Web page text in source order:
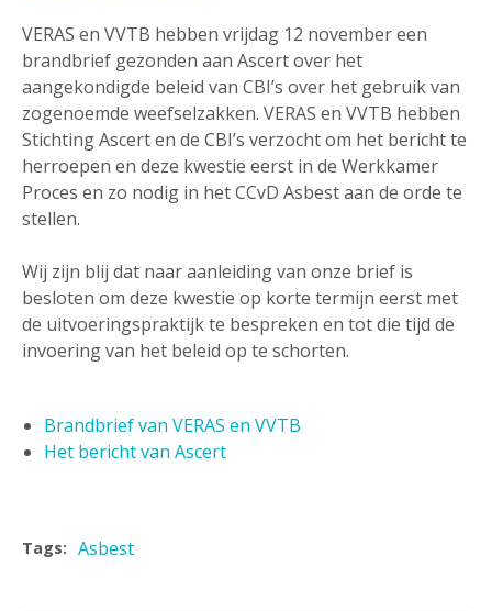
VERAS en VVTB hebben vrijdag 12 november een
brandbrief gezonden aan Ascert over het
aangekondigde beleid van CBI’s over het gebruik van
zogenoemde weefselzakken. VERAS en VVTB hebben
Stichting Ascert en de CBI’s verzocht om het bericht te
herroepen en deze kwestie eerst in de Werkkamer
Proces en zo nodig in het CCvD Asbest aan de orde te
stellen.
Wij zijn blij dat naar aanleiding van onze brief is
besloten om deze kwestie op korte termijn eerst met
de uitvoeringspraktijk te bespreken en tot die tijd de
invoering van het beleid op te schorten.
Brandbrief van VERAS en VVTB
Het bericht van Ascert
Tags: Asbest